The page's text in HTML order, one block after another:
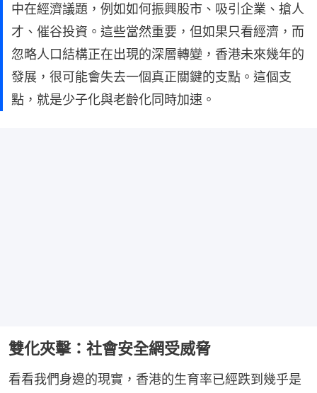
中在經濟議題，例如如何振興股市、吸引企業、搶人
才、催谷投資。這些當然重要，但如果只看經濟，而
忽略人口結構正在出現的深層轉變，香港未來幾年的
發展，很可能會失去一個真正關鍵的支點。這個支
點，就是少子化與老齡化同時加速。
雙化夾擊：社會安全網受威脅
看看我們身邊的現實，香港的生育率已經跌到幾乎是